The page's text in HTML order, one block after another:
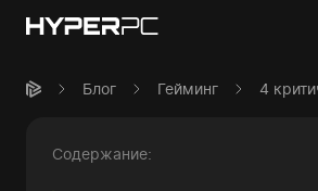
Блог Гейминг 4
Содержание: